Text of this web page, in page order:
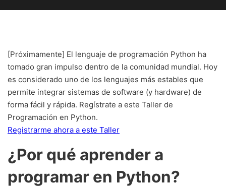
[Próximamente] El lenguaje de programación Python ha
tomado gran impulso dentro de la comunidad mundial. Hoy
es considerado uno de los lenguajes más estables que
permite integrar sistemas de software (y hardware) de
forma fácil y rápida. Regístrate a este Taller de
Programación en Python.
Registrarme ahora a este Taller
¿Por qué aprender a
programar en Python?